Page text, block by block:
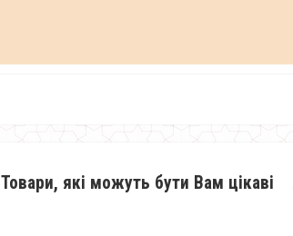
Товари, які можуть бути Вам цікаві